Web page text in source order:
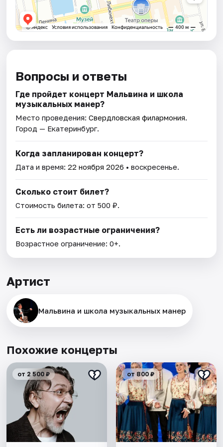
Вопросы и ответы
Где пройдет концерт Мальвина и школа
музыкальных манер?
Место проведения:Свердловская филармония.
Город — Екатеринбург.
Когда запланирован концерт?
Дата и время:22 ноября 2026 • воскресенье.
Сколько стоит билет?
Стоимость билета: от 500 ₽.
Есть ли возрастные ограничения?
Возрастное ограничение: 0+.
Артист
Мальвина и школа музыкальных манер
Похожие концерты
от 2 500 ₽ от 800 ₽